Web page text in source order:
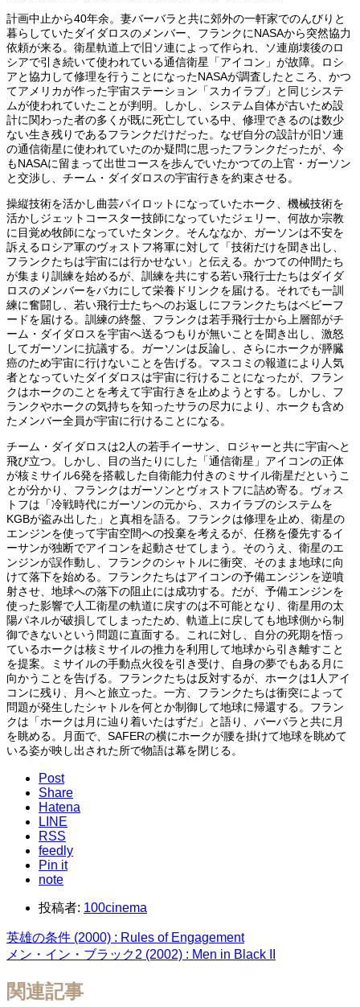
計画中止から40年余。妻バーバラと共に郊外の一軒家でのんびりと
暮らしていたダイダロスのメンバー、フランクにNASAから突然協力
依頼が来る。衛星軌道上で旧ソ連によって作られ、ソ連崩壊後のロ
シアで引き続いて使われている通信衛星「アイコン」が故障。ロシ
アと協力して修理を行うことになったNASAが調査したところ、かつ
てアメリカが作った宇宙ステーション「スカイラブ」と同じシステ
ムが使われていたことが判明。しかし、システム自体が古いため設
計に関わった者の多くが既に死亡している中、修理できるのは数少
ない生き残りであるフランクだけだった。なぜ自分の設計が旧ソ連
の通信衛星に使われていたのか疑問に思ったフランクだったが、今
もNASAに留まって出世コースを歩んでいたかつての上官・ガーソン
と交渉し、チーム・ダイダロスの宇宙行きを約束させる。
操縦技術を活かし曲芸パイロットになっていたホーク、機械技術を
活かしジェットコースター技師になっていたジェリー、何故か宗教
に目覚め牧師になっていたタンク。そんななか、ガーソンは不安を
訴えるロシア軍のヴォストフ将軍に対して「技術だけを聞き出し、
フランクたちは宇宙には行かせない」と伝える。かつての仲間たち
が集まり訓練を始めるが、訓練を共にする若い飛行士たちはダイダ
ロスのメンバーをバカにして栄養ドリンクを届ける。それでも一訓
練に奮闘し、若い飛行士たちへのお返しにフランクたちはベビーフ
ードを届ける。訓練の終盤、フランクは若手飛行士から上層部がチ
ーム・ダイダロスを宇宙へ送るつもりが無いことを聞き出し、激怒
してガーソンに抗議する。ガーソンは反論し、さらにホークが膵臓
癌のため宇宙に行けないことを告げる。マスコミの報道により人気
者となっていたダイダロスは宇宙に行けることになったが、フラン
クはホークのことを考えて宇宙行きを止めようとする。しかし、フ
ランクやホークの気持ちを知ったサラの尽力により、ホークも含め
たメンバー全員が宇宙に行けることになる。
チーム・ダイダロスは2人の若手イーサン、ロジャーと共に宇宙へと
飛び立つ。しかし、目の当たりにした「通信衛星」アイコンの正体
が核ミサイル6発を搭載した自衛能力付きのミサイル衛星だというこ
とが分かり、フランクはガーソンとヴォストフに詰め寄る。ヴォス
トフは「冷戦時代にガーソンの元から、スカイラブのシステムを
KGBが盗み出した」と真相を語る。フランクは修理を止め、衛星の
エンジンを使って宇宙空間への投棄を考えるが、任務を優先するイ
ーサンが独断でアイコンを起動させてしまう。そのうえ、衛星のエ
ンジンが誤作動し、フランクのシャトルに衝突、そのまま地球に向
けて落下を始める。フランクたちはアイコンの予備エンジンを逆噴
射させ、地球への落下の阻止には成功する。だが、予備エンジンを
使った影響で人工衛星の軌道に戻すのは不可能となり、衛星用の太
陽パネルが破損してしまったため、軌道上に戻しても地球側から制
御できないという問題に直面する。これに対し、自分の死期を悟っ
ているホークは核ミサイルの推力を利用して地球から引き離すこと
を提案。ミサイルの手動点火役を引き受け、自身の夢でもある月に
向かうことを告げる。フランクたちは反対するが、ホークは1人アイ
コンに残り、月へと旅立った。一方、フランクたちは衝突によって
問題が発生したシャトルを何とか制御して地球に帰還する。フラン
クは「ホークは月に辿り着いたはずだ」と語り、バーバラと共に月
を眺める。月面で、SAFERの横にホークが腰を掛けて地球を眺めて
いる姿が映し出された所で物語は幕を閉じる。
Post
Share
Hatena
LINE
RSS
feedly
Pin it
note
投稿者: 100cinema
英雄の条件 (2000) : Rules of Engagement
メン・イン・ブラック2 (2002) : Men in Black II
関連記事